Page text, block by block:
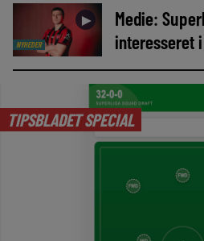
NYHEDER
►
Medie:
interesseret
TIPSBLADET SPECIAL